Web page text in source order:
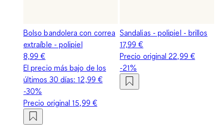
Bolso bandolera con correa
extraíble - polipiel
8,99 €
El precio más bajo de los
últimos 30 días:12,99 €
-30%
Precio original15,99 €
Sandalias - polipiel - brillos
17,99 €
Precio original 22,99 €
-21%